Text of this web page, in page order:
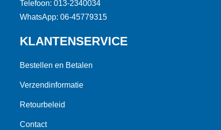
Telefoon: 013-2340034
WhatsApp: 06-45779315
KLANTENSERVICE
Bestellen en Betalen
Verzendinformatie
Retourbeleid
Contact